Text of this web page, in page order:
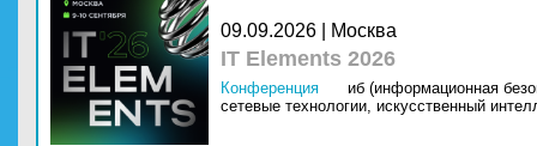
09.09.2026 | Москва
IT Elements 2026
Конференция
иб (информационная
сетевые технологии, искусственный